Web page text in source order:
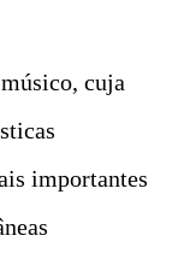
cuja
importantes